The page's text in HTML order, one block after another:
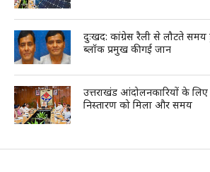
दुःखद: कांग्रेस रैली से लौटते समय
ब्लॉक प्रमुख की गई जान
उत्तराखंड आंदोलनकारियों के
निस्तारण को मिला और समय